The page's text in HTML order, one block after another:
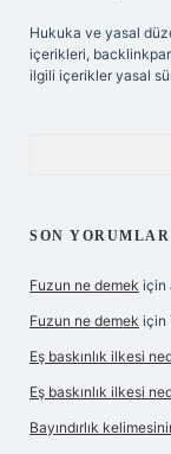
Hukuka ve yasal
içerikleri,
ilgili içerikler yasal
SON YORUMLAR
Fuzun ne demek için
Fuzun ne demek için
Eş baskınlık ilkesi
Eş baskınlık ilkesi
Bayındırlık